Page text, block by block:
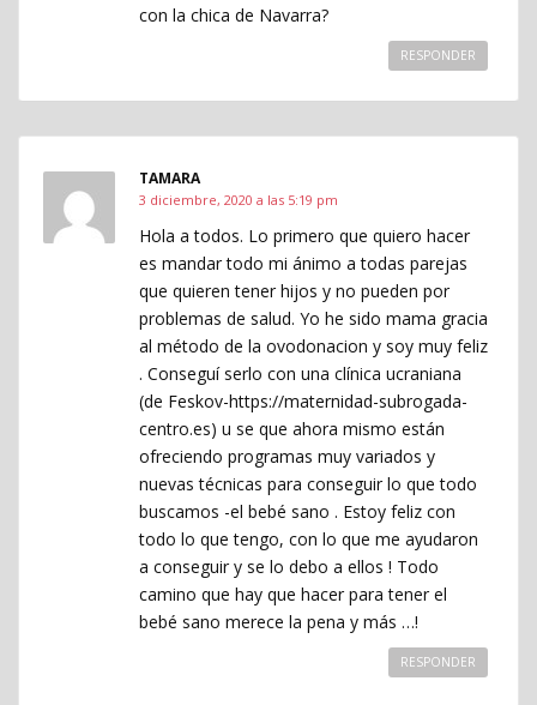
con la chica de Navarra?
RESPONDER
TAMARA
3 diciembre, 2020 a las 5:19 pm
Hola a todos. Lo primero que quiero hacer
es mandar todo mi ánimo a todas parejas
que quieren tener hijos y no pueden por
problemas de salud. Yo he sido mama gracia
al método de la ovodonacion y soy muy feliz
. Conseguí serlo con una clínica ucraniana
(de Feskov-https://maternidad-subrogada-
centro.es) u se que ahora mismo están
ofreciendo programas muy variados y
nuevas técnicas para conseguir lo que todo
buscamos -el bebé sano . Estoy feliz con
todo lo que tengo, con lo que me ayudaron
a conseguir y se lo debo a ellos ! Todo
camino que hay que hacer para tener el
bebé sano merece la pena y más …!
RESPONDER